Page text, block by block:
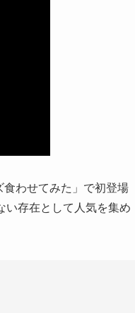
わせてみた」で初登場
い存在として人気を集め